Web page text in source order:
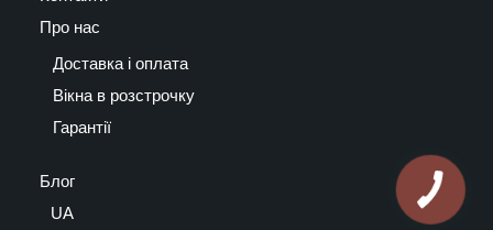
Про нас
Доставка і оплата
Вікна в розстрочку
Гарантії
Блог
UA
Більше інформації можете отримати у наших спеціалістів
безкоштовно